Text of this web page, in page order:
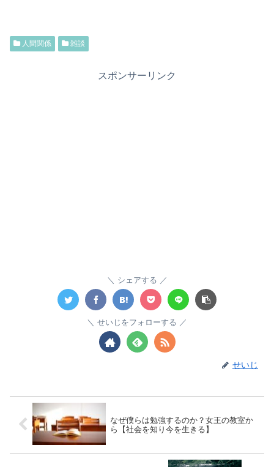
人間関係 雑談
スポンサーリンク
シェアする
せいじをフォローする
せいじ
なぜ僕らは勉強するのか？女王の教室か
ら【社会を知り今を生きる】